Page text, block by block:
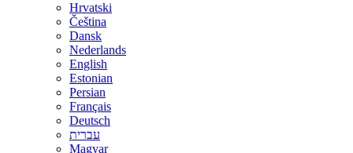
Hrvatski
Čeština
Dansk
Nederlands
English
Estonian
Persian
Français
Deutsch
עברית
Magyar